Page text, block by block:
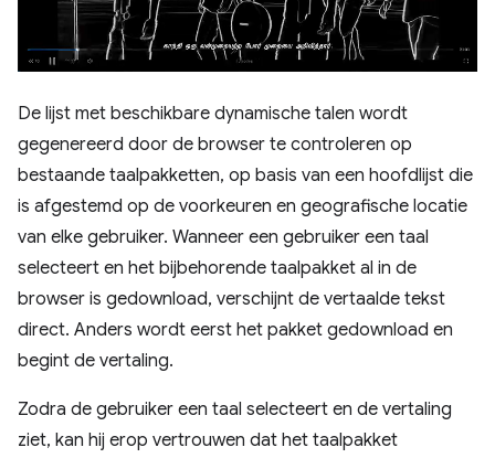
De lijst met beschikbare dynamische talen wordt
gegenereerd door de browser te controleren op
bestaande taalpakketten, op basis van een hoofdlijst die
is afgestemd op de voorkeuren en geografische locatie
van elke gebruiker. Wanneer een gebruiker een taal
selecteert en het bijbehorende taalpakket al in de
browser is gedownload, verschijnt de vertaalde tekst
direct. Anders wordt eerst het pakket gedownload en
begint de vertaling.
Zodra de gebruiker een taal selecteert en de vertaling
ziet, kan hij erop vertrouwen dat het taalpakket